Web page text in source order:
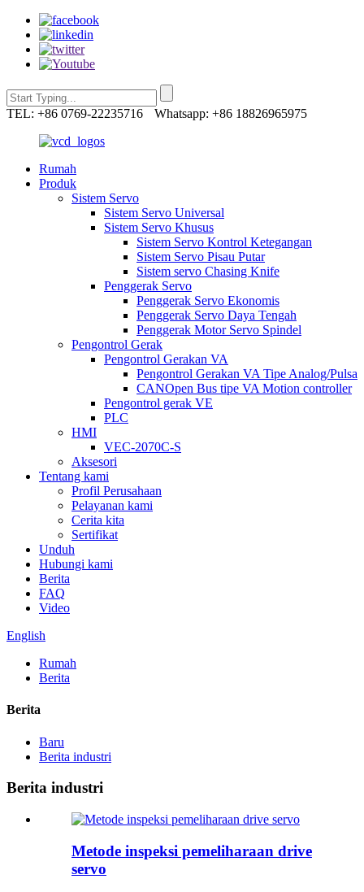
TEL: +86 0769-22235716 Whatsapp: +86 18826965975
Rumah
Produk
Sistem Servo
Sistem Servo Universal
Sistem Servo Khusus
Sistem Servo Kontrol Ketegangan
Sistem Servo Pisau Putar
Sistem servo Chasing Knife
Penggerak Servo
Penggerak Servo Ekonomis
Penggerak Servo Daya Tengah
Penggerak Motor Servo Spindel
Pengontrol Gerak
Pengontrol Gerakan VA
Pengontrol Gerakan VA Tipe Analog/Pulsa
CANOpen Bus tipe VA Motion controller
Pengontrol gerak VE
PLC
HMI
VEC-2070C-S
Aksesori
Tentang kami
Profil Perusahaan
Pelayanan kami
Cerita kita
Sertifikat
Unduh
Hubungi kami
Berita
FAQ
Video
English
Rumah
Berita
Berita
Baru
Berita industri
Berita industri
Metode inspeksi pemeliharaan drive
servo